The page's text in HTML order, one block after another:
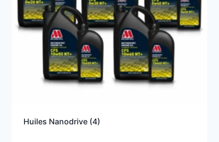
Huiles Nanodrive (4)